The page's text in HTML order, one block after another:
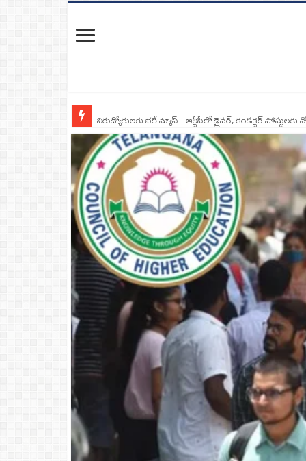
నిరుద్యోగులకు భలే న్యూస్.. ఆర్టీసీలో డ్రైవర్, కండక్టర్‌